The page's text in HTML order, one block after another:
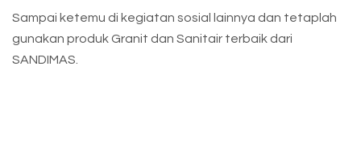
Sampai ketemu di kegiatan sosial lainnya dan tetaplah
gunakan produk Granit dan Sanitair terbaik dari
SANDIMAS.